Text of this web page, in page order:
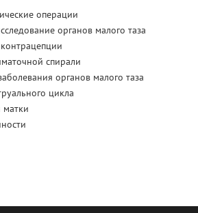
операции
органов малого таза
спирали
органов малого таза
цикла
матки